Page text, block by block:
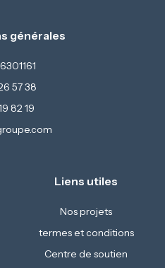
générales
57 38
82 19
Liens utiles
Nos projets
termes et conditions
Centre de soutien